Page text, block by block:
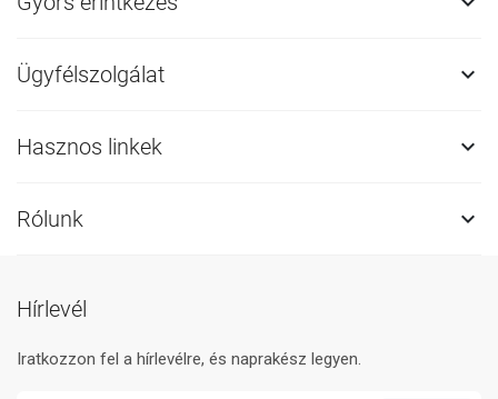
Ügyfélszolgálat 
Hasznos linkek 
Rólunk 
Hírlevél
Iratkozzon fel a hírlevélre, és naprakész legyen.